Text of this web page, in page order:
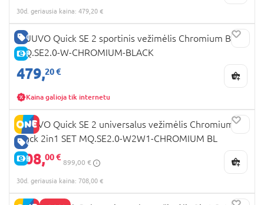
30d. geriausia kaina: 479,20 €
GERA KAINA
E-KAINA
MUUVO Quick SE 2 sportinis vežimėlis Chromium Black
MQ.SE2.0-W-CHROMIUM-BLACK
479,20 €
Kaina galioja tik internetu
GERA KAINA
E-KAINA
MUUVO Quick SE 2 universalus vežimėlis Chromium
Black 2in1 SET MQ.SE2.0-W2W1-CHROMIUM BL
708,00 €
899,00 €
30d. geriausia kaina: 708,00 €